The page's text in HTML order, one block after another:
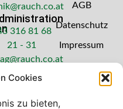
Cookies
zu bieten,
316 81 68
21 - 31
AGB
Datenschutz
Impressum